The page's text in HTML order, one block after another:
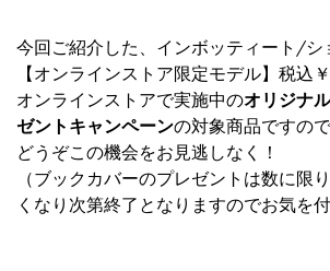
今回ご紹介した、 インボッティート/
【オンラインストア限定モデル】 税込
オンラインストアで実施中のオリジナ
ゼントキャンペーンの対象商品ですので
どうぞこの機会をお見逃しなく！
（ブックカバーのプレゼントは数に限
くなり次第終了となりますのでお気を